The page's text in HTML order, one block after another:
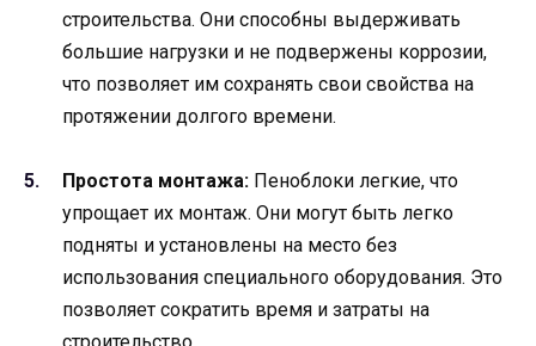
строительства. Они способны выдерживать
большие нагрузки и не подвержены коррозии,
что позволяет им сохранять свои свойства на
протяжении долгого времени.
Простота монтажа: Пеноблоки легкие, что
упрощает их монтаж. Они могут быть легко
подняты и установлены на место без
использования специального оборудования. Это
позволяет сократить время и затраты на